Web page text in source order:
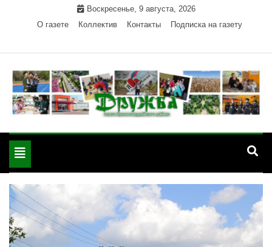
Воскресенье, 9 августа, 2026
О газете
Коллектив Контакты Подписка на газету
"Дружба" — газета
района РА
Красногвардейского района Республики Адыгея
Toggle
navigation